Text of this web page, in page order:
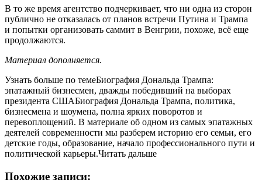
В то же время агентство подчеркивает, что ни одна из сторон
публично не отказалась от планов встречи Путина и Трампа
и попытки организовать саммит в Венгрии, похоже, всё еще
продолжаются.
Материал дополняется.
Узнать больше по темеБиография Дональда Трампа:
эпатажный бизнесмен, дважды победивший на выборах
президента СШАБиография Дональда Трампа, политика,
бизнесмена и шоумена, полна ярких поворотов и
перевоплощений. В материале об одном из самых эпатажных
деятелей современности мы разберем историю его семьи, его
детские годы, образование, начало профессионального пути и
политической карьеры.Читать дальше
Похожие записи: